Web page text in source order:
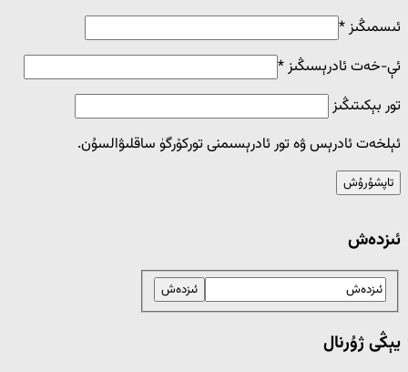
ئىسمىڭىز*
ئې-خەت ئادرېسىڭىز*
تور بېكىتىڭىز
ئېلخەت ئادرېس ۋە تور ئادرېسىمنى توركۆرگۈ ساقلىۋالسۇن.
ئىزدەش
يېڭى ژۇرنال